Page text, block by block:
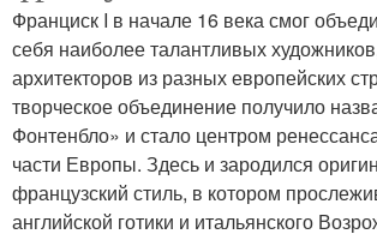
Франциск I в начале 16 века смог
себя наиболее талантливых
архитекторов из разных европейских
творческое объединение получило
Фонтенбло» и стало центром
части Европы. Здесь и зародился
французский стиль, в котором
английской готики и итальянского